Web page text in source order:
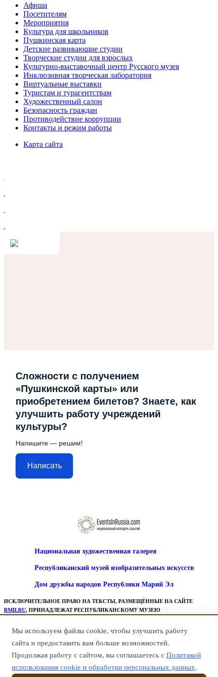
Афиша
Посетителям
Мероприятия
Культура для школьников
Пушкинская карта
Детские развивающие студии
Творческие студии для взрослых
Культурно-выставочный центр Русского музея
Инклюзивная творческая лаборатория
Виртуальные выставки
Туристам и турагентствам
Художественный салон
Безопасность граждан
Противодействие коррупции
Контакты и режим работы
Карта сайта
Сложности с получением
«Пушкинской карты» или
приобретением билетов? Знаете, как
улучшить работу учреждений
культуры?
Напишите — решим!
Написать
Национальная художественная галерея
Республиканский музей изобразительных искусств
Дом дружбы народов Республики Марий Эл
ИСКЛЮЧИТЕЛЬНОЕ ПРАВО НА ТЕКСТЫ, РАЗМЕЩЁННЫЕ НА САЙТЕ
RMII.RU, ПРИНАДЛЕЖАТ РЕСПУБЛИКАНСКОМУ МУЗЕЮ
ВСЕ ПРАВА НА ГРАФИЧЕСКИЕ, ВИДЕО И ИНЫЕ МАТЕРИАЛЫ,
ПРЕДСТАВЛЕННЫЕ НА САЙТЕ, ПРИНАДЛЕЖАТ ИХ ЗАКОННЫМ
ВЛАДЕЛЬЦАМ.
КОПИРОВАНИЕ ТЕКСТОВ, ПУБЛИКАЦИЯ ТЕКСТОВЫХ МАТЕРИАЛОВ
ПЕРВОИСТОЧНИК, Т. Е. НА САЙТRMII.RU
Мы используем файлы cookie, чтобы улучшить работу
сайта и предоставить вам больше возможностей.
Продолжая работу с сайтом, вы соглашаетесь с Политикой
использования cookie и обработки персональных данных.